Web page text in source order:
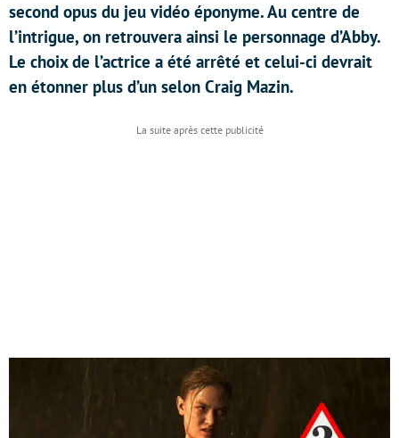
second opus du jeu vidéo éponyme. Au centre de
l’intrigue, on retrouvera ainsi le personnage d’Abby.
Le choix de l’actrice a été arrêté et celui-ci devrait
en étonner plus d’un selon Craig Mazin.